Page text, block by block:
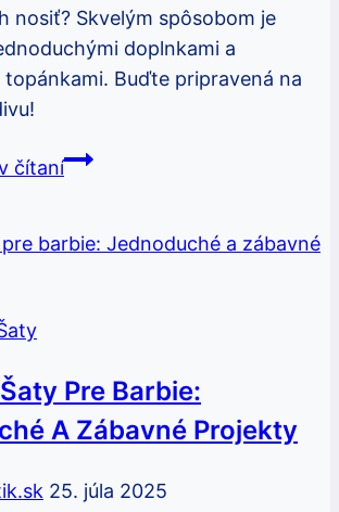
nosiť? Skvelým spôsobom je
doplnkami a
Buďte pripravená na
čítaníKvetované
svadbu:
štýl
Pre Barbie:
A Zábavné Projekty
25. júla 2025